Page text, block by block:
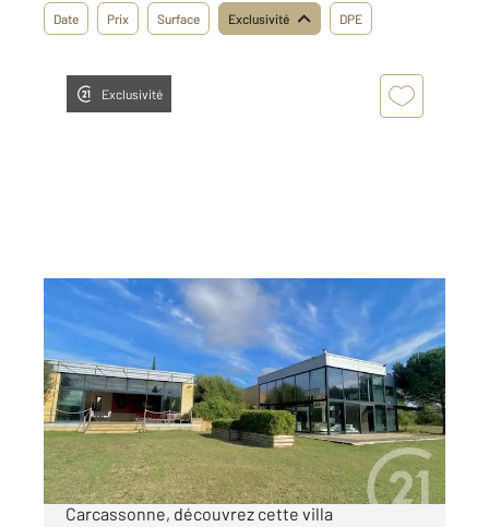
Date Prix Surface Exclusivité DPE
Exclusivité
CARCASSONNE 11
588,89 m
2, 9 pièces
Ref : 28651
Maison à vendre
1 350 000 €
A proximité de la ville médiévale de
Carcassonne, découvrez cette villa